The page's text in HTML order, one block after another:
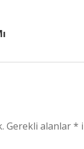
Gerekli alanlar*